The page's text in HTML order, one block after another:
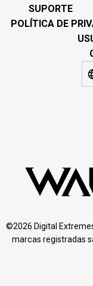
SUPORTE
POLÍTICA DE
©2026 Digital
marcas registradas